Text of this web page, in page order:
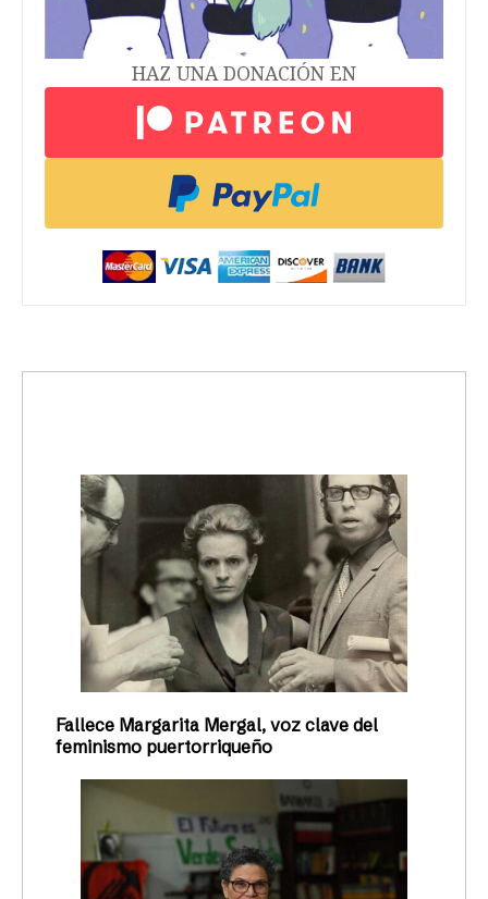
HAZ UNA DONACIÓN EN
Fallece Margarita Mergal, voz clave del
feminismo puertorriqueño